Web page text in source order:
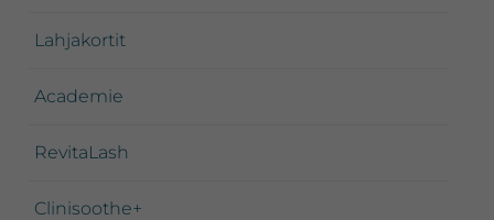
Lahjakortit
Academie
RevitaLash
Clinisoothe+